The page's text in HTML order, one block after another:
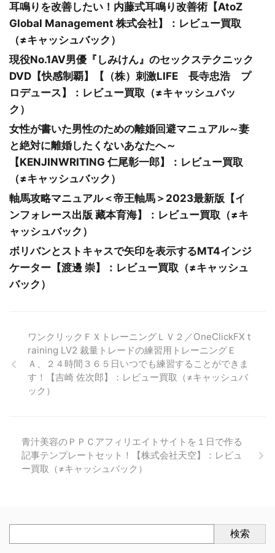
耳鳴りを改善したい！内藤式耳鳴り改善術【AtoZ
Global Management 株式会社】：レビュー買取
（≠キャッシュバック）
現役No.1AV男優『しみけん』のセックステクニック
DVD【快感制覇】【（株）刺激LIFE 長寺忠浩 プ
ロデュース】：レビュー買取（≠キャッシュバッ
ク）
女性が書いた男性のための離婚回避マニュアル～妻
と絶対に離婚したくないあなたへ～
【KENJINWRITING 仁尾彰一郎】：レビュー買取
（≠キャッシュバック）
軸馬攻略マニュアル＜帝王軸馬＞2023最新版【イ
ンフォレース出版 藏本育海】：レビュー買取（≠キ
ャッシュバック）
ボリバンとストキャスで矢印を表示するMT4インジ
ケーター【渡邊 崇】：レビュー買取（≠キャッシュ
バック）
ワンクリックＦＸトレーニングＬＶ２／OneClickFX t
raining LV2 裁量トレードの練習用トレーニングＥ
Ａ、２４時間３６５日いつでも練習することができま
す！【吉崎 佐次郎】：レビュー買取（≠キャッシュバ
ック）
青汁美容のＰＰＣアフィリエイトサイトを１日で作る
記事テンプレートセット！【株式会社天空】：レビュ
ー買取（≠キャッシュバック）
検索